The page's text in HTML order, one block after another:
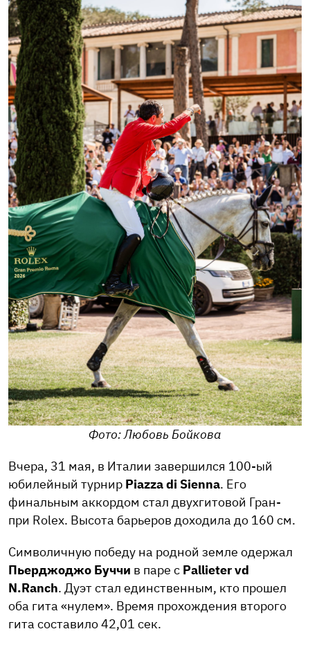
Фото: Любовь Бойкова
Вчера, 31 мая, в Италии завершился 100-ый
юбилейный турнир Piazza di Sienna. Его
финальным аккордом стал двухгитовой Гран-
при Rolex. Высота барьеров доходила до 160 см.
Символичную победу на родной земле одержал
Пьерджоджо Буччи в паре с Pallieter vd
N.Ranch. Дуэт стал единственным, кто прошел
оба гита «нулем». Время прохождения второго
гита составило 42,01 сек.